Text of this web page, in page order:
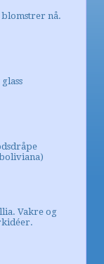
blomstrer nå.
Vakre og